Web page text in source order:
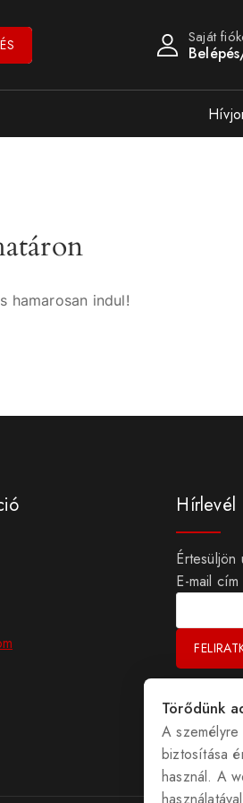
Saját
hamarosan indul!
Hírlevél
Értesüljön
E-mail cím
Törődünk
A személyre
biztosítása
használ. A